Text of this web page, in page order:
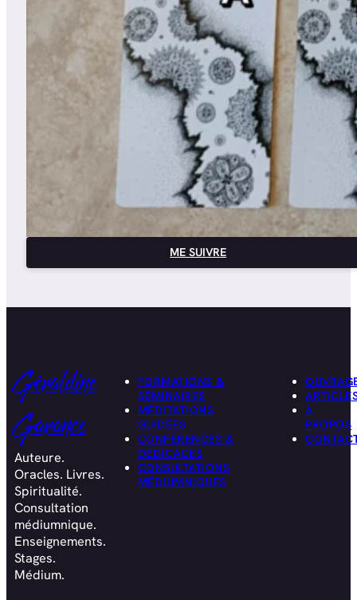
ME SUIVRE
Géraldine
Garance
Auteure.
Oracles. Livres.
Spiritualité.
Consultation
médiumnique.
Enseignements.
Stages.
Médium.
FORMATIONS &
SÉMINAIRES
MÉDITATIONS
GUIDÉES
CONFÉRENCES &
DÉDICACES
CONSULTATIONS
MÉDIUMNIQUES
À
PROPOS